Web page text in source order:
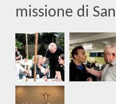
missione di